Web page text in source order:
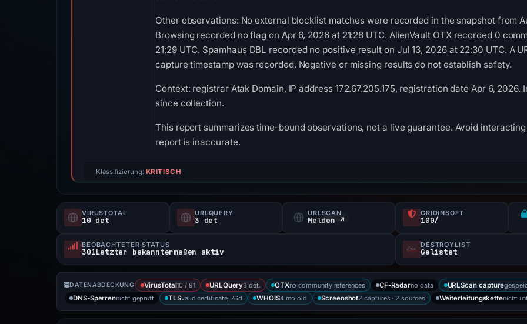
Other observations: No external blocklist matches were recorded in the snapshot from
Browsing recorded no flag on Apr 6, 2026 at 21:28 UTC. AlienVault OTX recorded 0
21:29 UTC. Spamhaus DBL recorded no positive result on Jul 13, 2026 at 22:30 UTC. A
capture timestamp was recorded. Negative or missing results do not establish safety.
Context: registrar Atak Domain, IP address 172.67.205.175, registration date Apr 6,
since collection.
This report summarizes time-bound observations, not a live guarantee. Avoid
report is inaccurate.
Klassifizierung: KRITISCH
VIRUSTOTAL
10 det
URLQUERY
3 det
URLSCAN
Melden ↗
GRIDINSOFT
100/
BEOBACHTETER STATUS
301Letzter bekanntermaßen aktiv
DESTROYLIST
Gelistet
DATENABDECKUNG VirusTotal10 / 91 URLQuery3 det. OTXno community references CF-Radarno data URLScan capture
DNS-Sperrennicht geprüft TLSvalid certificate, 76d WHOIS4 mo old Screenshot2 captures · 2 sources Weiterleitungskettenicht